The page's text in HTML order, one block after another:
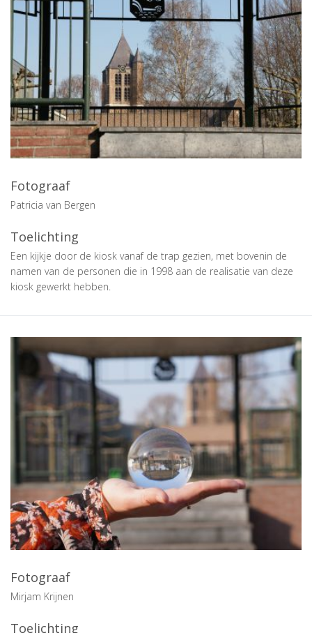
Fotograaf
Patricia van Bergen
Toelichting
Een kijkje door de kiosk vanaf de trap gezien, met bovenin de
namen van de personen die in 1998 aan de realisatie van deze
kiosk gewerkt hebben.
Fotograaf
Mirjam Krijnen
Toelichting